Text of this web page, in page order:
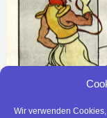
Wir verwenden